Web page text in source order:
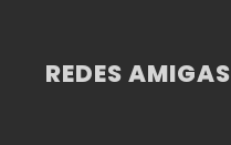
REDES AMIGAS